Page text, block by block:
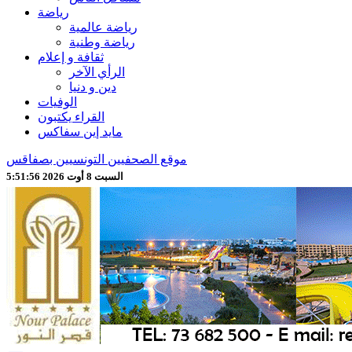
رياضة
رياضة عالمية
رياضة وطنية
ثقافة و إعلام
الرأي الآخر
دين و دنيا
الوفيات
القراء يكتبون
مايد إين سفاكس
موقع الصحفيين التونسيين بصفاقس
السبت 8 أوت 2026 5:51:58